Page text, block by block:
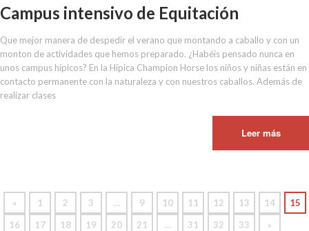
Campus intensivo de Equitación
Que mejor manera de despedir el verano que montando a caballo y con un
monton de actividades que hemos preparado. ¿Habéis pensado nunca en
unos campus hípicos? En la Hípica Champion Horse los niños y niñas están en
contacto permanente con la naturaleza y con nuestros caballos. Además de
realizar clases
Leer más
« 1 2 3 … 9 10 11 12 13 14
15
16
17 18 19 20 21 … 31 32 33 »